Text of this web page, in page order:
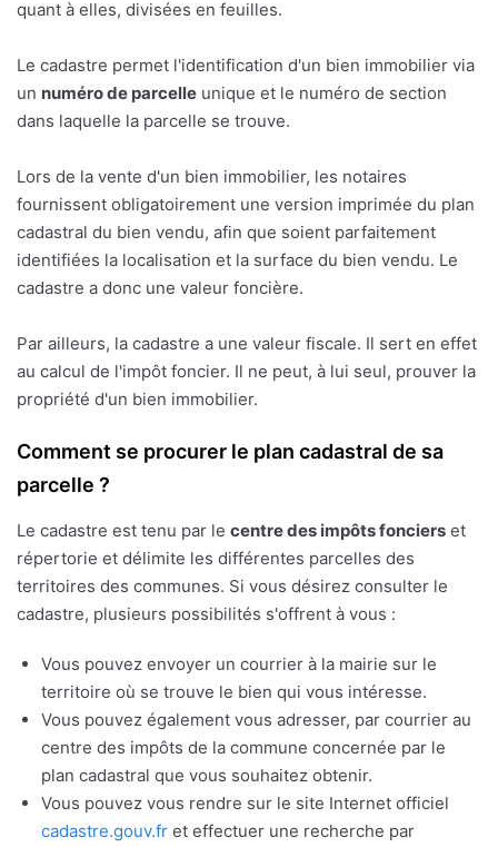
quant à elles, divisées en feuilles.
Le cadastre permet l'identification d'un bien immobilier via
un numéro de parcelle unique et le numéro de section
dans laquelle la parcelle se trouve.
Lors de la vente d'un bien immobilier, les notaires
fournissent obligatoirement une version imprimée du plan
cadastral du bien vendu, afin que soient parfaitement
identifiées la localisation et la surface du bien vendu. Le
cadastre a donc une valeur foncière.
Par ailleurs, la cadastre a une valeur fiscale. Il sert en effet
au calcul de l'impôt foncier. Il ne peut, à lui seul, prouver la
propriété d'un bien immobilier.
Comment se procurer le plan cadastral de sa
parcelle ?
Le cadastre est tenu par le centre des impôts fonciers et
répertorie et délimite les différentes parcelles des
territoires des communes. Si vous désirez consulter le
cadastre, plusieurs possibilités s'offrent à vous :
Vous pouvez envoyer un courrier à la mairie sur le
territoire où se trouve le bien qui vous intéresse.
Vous pouvez également vous adresser, par courrier au
centre des impôts de la commune concernée par le
plan cadastral que vous souhaitez obtenir.
Vous pouvez vous rendre sur le site Internet officiel
cadastre.gouv.fr et effectuer une recherche par